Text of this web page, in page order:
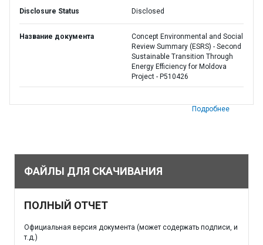
Disclosure Status Disclosed
Название документа
Concept Environmental and Social
Review Summary (ESRS) - Second
Sustainable Transition Through
Energy Efficiency for Moldova
Project - P510426
Подробнее
ФАЙЛЫ ДЛЯ СКАЧИВАНИЯ
ПОЛНЫЙ ОТЧЕТ
Официальная версия документа (может содержать подписи, и
т.д.)